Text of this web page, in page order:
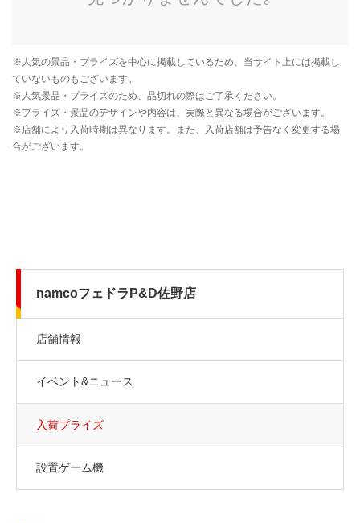
namcoフェドラP&D佐野店
店舗情報
イベント&ニュース
入荷プライズ
設置ゲーム機